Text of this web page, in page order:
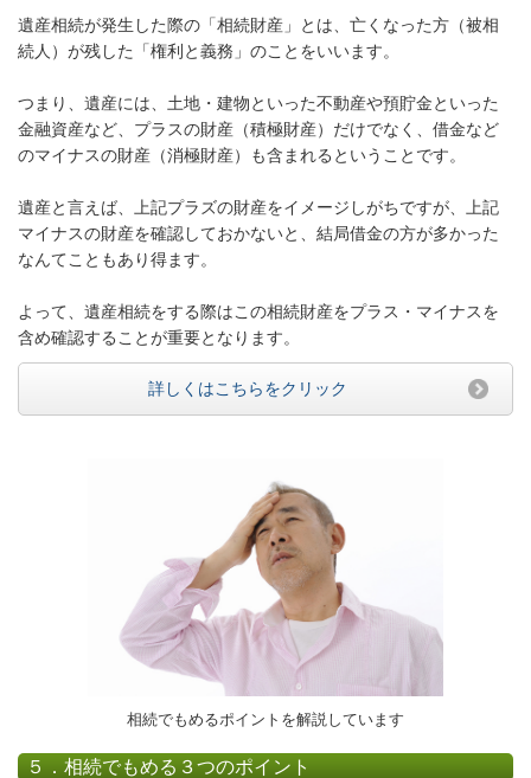
遺産相続が発生した際の「相続財産」とは、亡くなった方（被相
続人）が残した「権利と義務 」のことをいいます。
つまり、遺産には、土地・建物といった不動産や預貯金といった
金融資産など、 プラスの財産（積極財産） だけでなく、借金など
のマイナスの財産（消極財産） も含まれるということです。
遺産と言えば、上記プラズの財産をイメージしがちですが、上記
マイナスの財産を確認しておかないと、結局借金の方が多かった
なんてこともあり得ます。
よって、遺産相続をする際はこの相続財産をプラス・マイナスを
含め確認することが重要となります。
詳しくはこちらをクリック
相続でもめるポイントを解説しています
５． 相続でもめる３つのポイント